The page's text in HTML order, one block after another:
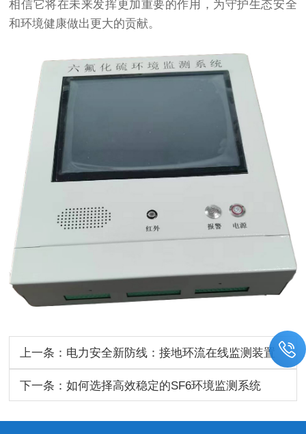
相信它将在未来发挥更加重要的作用，为守护生态安全
和环境健康做出更大的贡献。
上一条：电力安全新防线：接地环流在线监测装置
的突破性进展
下一条：如何选择高效稳定的SF6环境监测系统